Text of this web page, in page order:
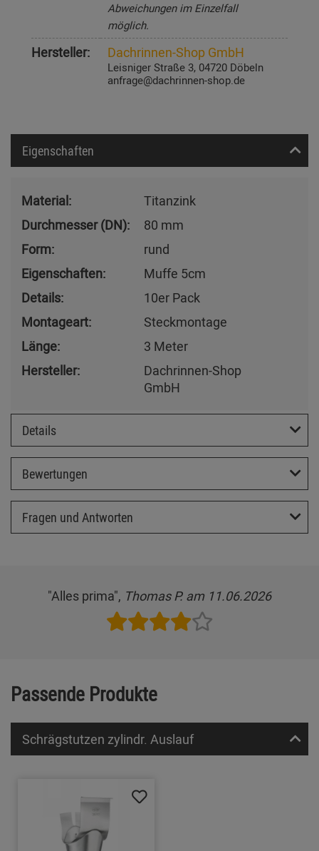
Abweichungen im Einzelfall
möglich.
Hersteller: Dachrinnen-Shop GmbH
Leisniger Straße 3, 04720 Döbeln
anfrage@dachrinnen-shop.de
Eigenschaften
Material:
Titanzink
Durchmesser (DN):
80 mm
Form:
rund
Eigenschaften:
Muffe 5cm
Details:
10er Pack
Montageart:
Steckmontage
Länge:
3 Meter
Hersteller:
Dachrinnen-Shop
GmbH
Details
Bewertungen
Fragen und Antworten
"Alles prima", Thomas P. am 11.06.2026
Passende Produkte
Schrägstutzen zylindr. Auslauf